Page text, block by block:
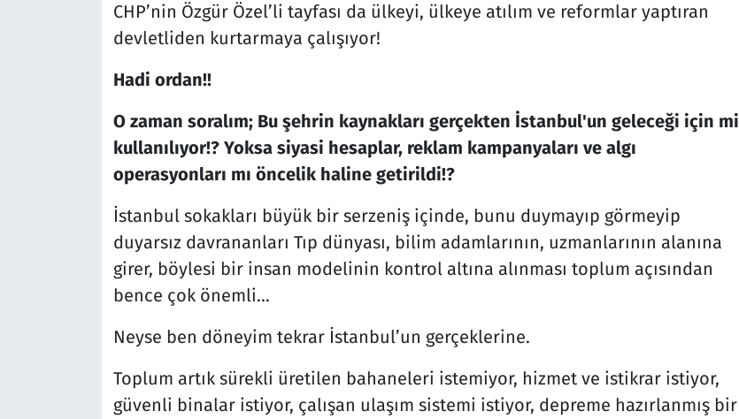
CHP’nin Özgür Özel’li tayfası da ülkeyi, ülkeye atılım ve reformlar yaptıran
devletliden kurtarmaya çalışıyor!
Hadi ordan!!
O zaman soralım; Bu şehrin kaynakları gerçekten İstanbul'un geleceği için mi
kullanılıyor!? Yoksa siyasi hesaplar, reklam kampanyaları ve algı
operasyonları mı öncelik haline getirildi!?
İstanbul sokakları büyük bir serzeniş içinde, bunu duymayıp görmeyip
duyarsız davrananları Tıp dünyası, bilim adamlarının, uzmanlarının alanına
girer, böylesi bir insan modelinin kontrol altına alınması toplum açısından
bence çok önemli…
Neyse ben döneyim tekrar İstanbul’un gerçeklerine.
Toplum artık sürekli üretilen bahaneleri istemiyor, hizmet ve istikrar istiyor,
güvenli binalar istiyor, çalışan ulaşım sistemi istiyor, depreme hazırlanmış bir